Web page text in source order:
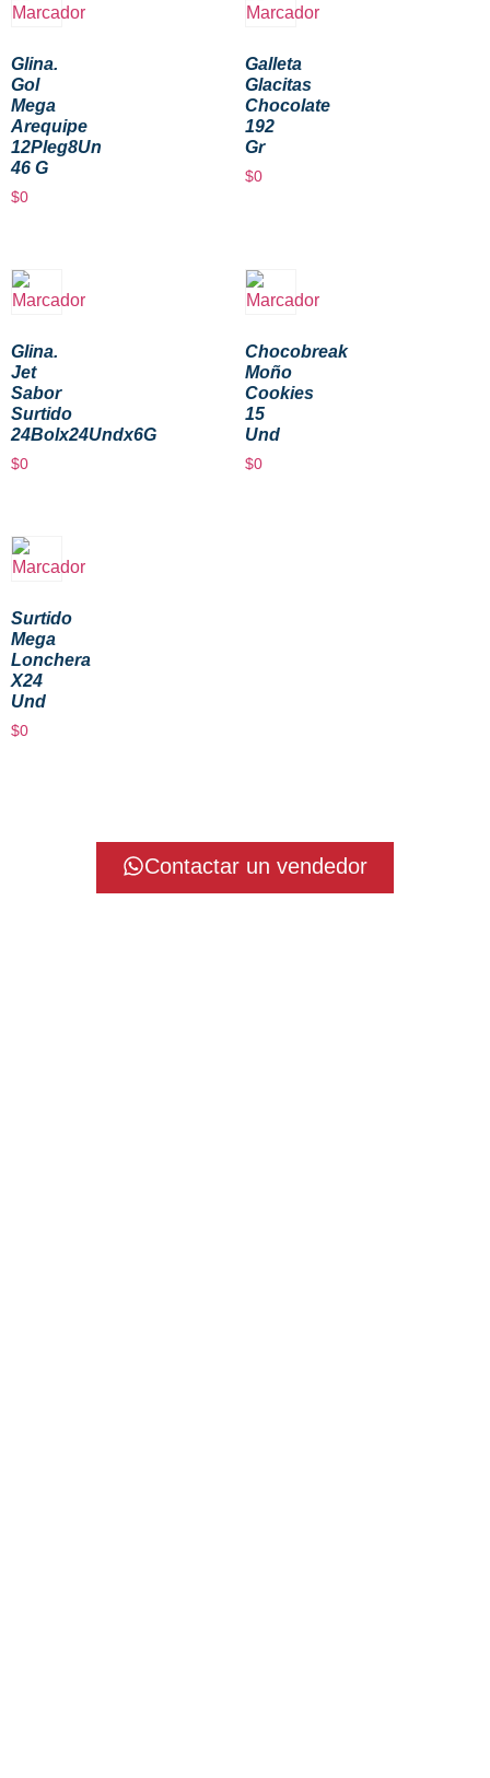
Glina.
Gol
Mega
Arequipe
12Pleg8Un
46 G
$0
Galleta
Glacitas
Chocolate
192
Gr
$0
Glina.
Jet
Sabor
Surtido
24Bolx24Undx6G
$0
Chocobreak
Moño
Cookies
15
Und
$0
Surtido
Mega
Lonchera
X24
Und
$0
Contactar un vendedor